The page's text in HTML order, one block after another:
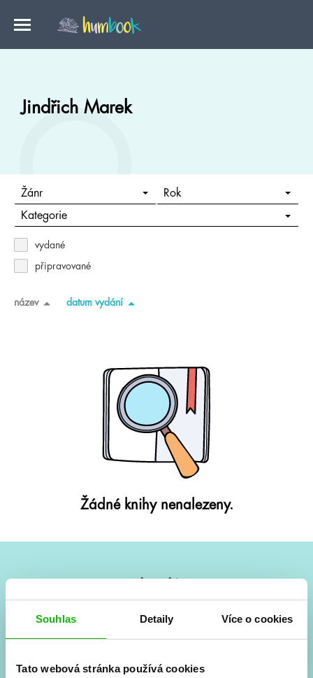
Souhlas Detaily Více o cookies
Tato webová stránka používá cookies
Jindřich Marek
Žánr Rok
Kategorie
vydané
připravované
název datum vydání
Žádné knihy nenalezeny.
Vše kolem #youngadult každý měsíc rovnou do mailu!
a seriálové adaptace a další.